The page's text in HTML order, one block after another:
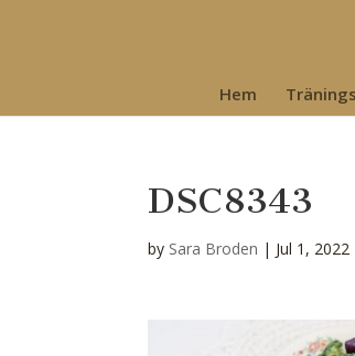
Hem
DSC8343
by Sara Broden | Jul 1, 2022